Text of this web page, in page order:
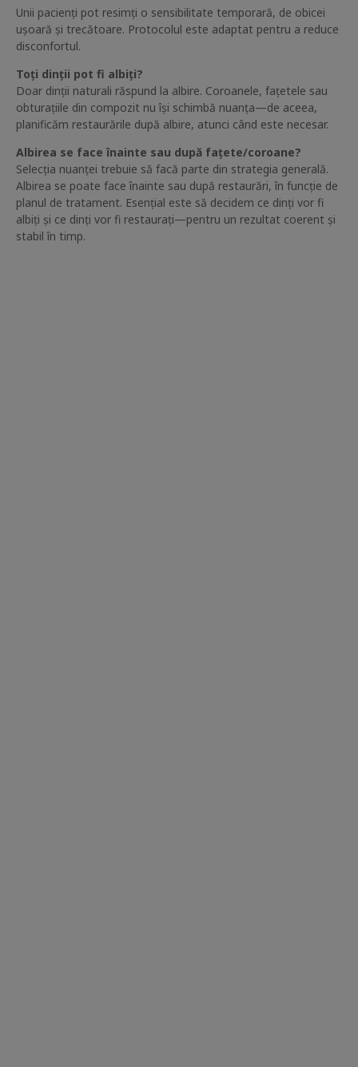
Unii pacienți pot resimți o sensibilitate temporară, de obicei
ușoară și trecătoare. Protocolul este adaptat pentru a reduce
disconfortul.
Toți dinții pot fi albiți?
Doar dinții naturali răspund la albire. Coroanele, fațetele sau
obturațiile din compozit nu își schimbă nuanța—de aceea,
planificăm restaurările după albire, atunci când este necesar.
Albirea se face înainte sau după fațete/coroane?
Selecția nuanței trebuie să facă parte din strategia generală.
Albirea se poate face înainte sau după restaurări, în funcție de
planul de tratament. Esențial este să decidem ce dinți vor fi
albiți și ce dinți vor fi restaurați—pentru un rezultat coerent și
stabil în timp.